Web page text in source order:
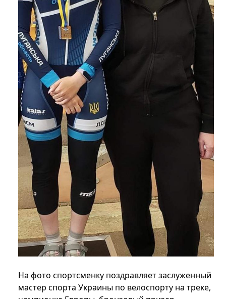
На фото спортсменку поздравляет заслуженный
мастер спорта Украины по велоспорту на треке,